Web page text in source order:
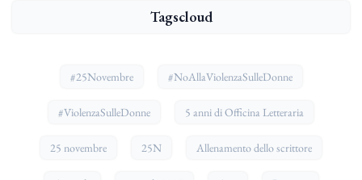
Tagscloud
#25Novembre #NoAllaViolenzaSulleDonne
#ViolenzaSulleDonne 5 anni di Officina Letteraria
25 novembre 25N Allenamento dello scrittore